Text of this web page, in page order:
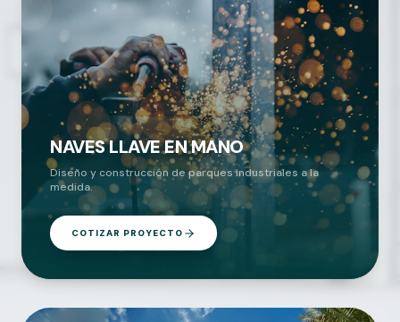
NAVES LLAVE EN MANO
Diseño y construcción de parques industriales a la
medida.
COTIZAR PROYECTO